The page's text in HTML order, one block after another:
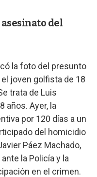
asesinato del
la foto del presunto
joven golfista de 18
trata de Luis
años. Ayer, la
por 120 días a un
del homicidio
Páez Machado,
la Policía y la
en el crimen.